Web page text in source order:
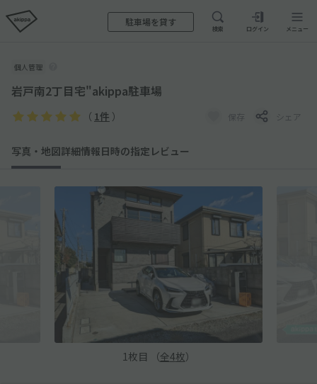
駐車場を貸す
検索 ログイン メニュー
個人管理
岩戸南2丁目宅"akippa駐車場
（ 1件 ） 保存 シェア
写真・地図詳細情報日時の指定 レビュー
1枚目 （全4枚）